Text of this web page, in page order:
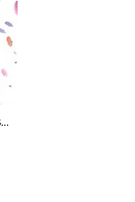
Dans Les Petales Des Pensees